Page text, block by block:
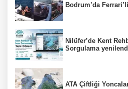
Bodrum’da
Nilüfer’de Kent
Sorgulama
ATA Çiftliği